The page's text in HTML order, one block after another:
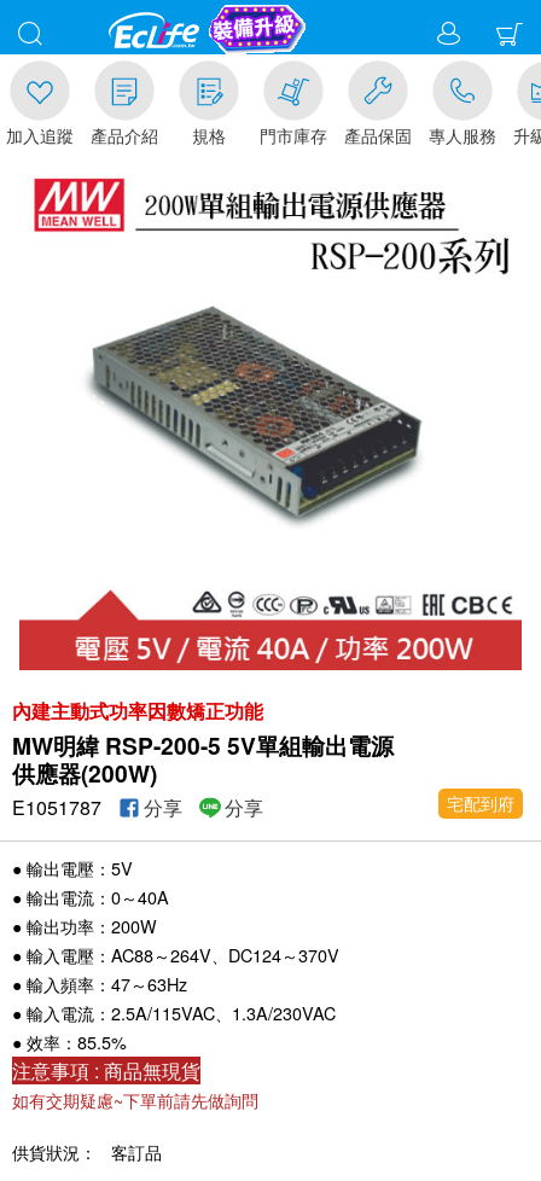
追蹤 產品介紹 規格 門市庫存 產品保固 專人服務 升級金
內建主動式功率因數矯正功能
MW明緯 RSP-200-5 5V單組輸出電源
供應器(200W)
宅配到府
E1051787 分享 分享
● 輸出電壓：5V
● 輸出電流：0～40A
● 輸出功率：200W
● 輸入電壓：AC88～264V、DC124～370V
● 輸入頻率：47～63Hz
● 輸入電流：2.5A/115VAC、1.3A/230VAC
● 效率：85.5%
注意事項 : 商品無現貨
如有交期疑慮~下單前請先做詢問
供貨狀況： 客訂品